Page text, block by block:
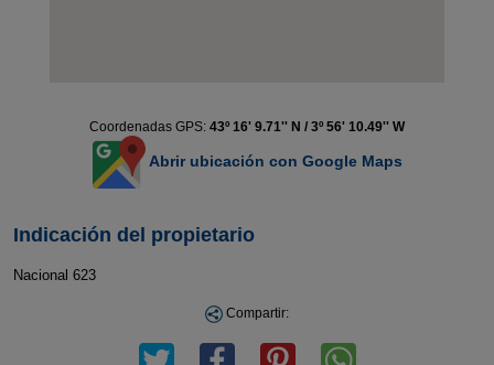
Coordenadas GPS: 43º 16' 9.71'' N / 3º 56' 10.49'' W
Abrir ubicación con Google Maps
Indicación del propietario
Nacional 623
Compartir: